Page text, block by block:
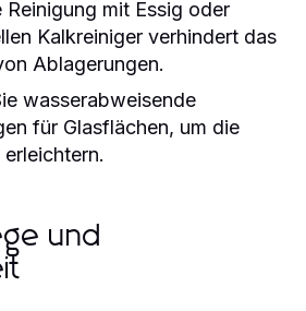
Reinigung mit Essig oder
Kalkreiniger verhindert das
Ablagerungen.
wasserabweisende
für Glasflächen, um die
und